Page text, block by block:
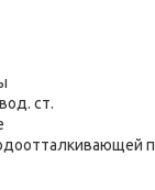
ст.